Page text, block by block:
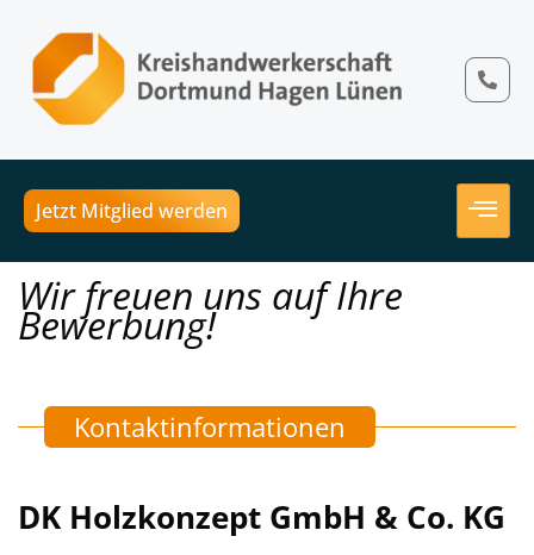
Jetzt Mitglied werden
Wir freuen uns auf Ihre
Bewerbung!
Kontaktinformationen
DK Holzkonzept GmbH & Co. KG